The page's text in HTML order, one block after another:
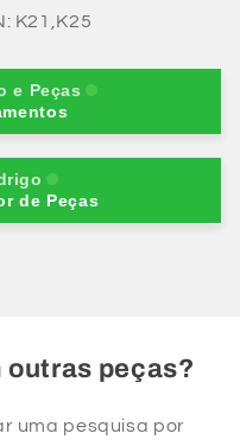
K21,K25
e Peças
de Peças
outras peças?
uma pesquisa por